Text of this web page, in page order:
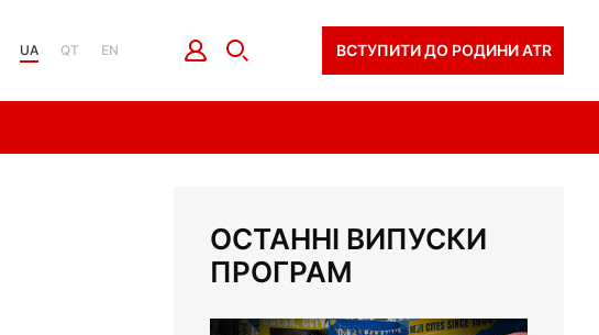
UA QT EN ВСТУПИТИ ДО РОДИНИ ATR
ОСТАННІ ВИПУСКИ
ПРОГРАМ